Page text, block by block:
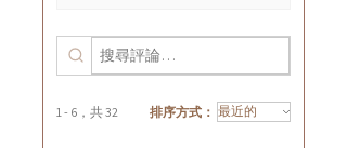
1 - 6，共 32 排序方式：